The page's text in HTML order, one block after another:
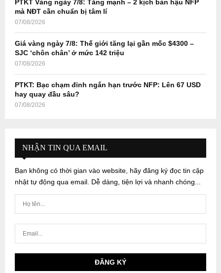
PTKT Vàng ngày 7/8: Tăng mạnh – 2 kịch bản hậu NFP
mà NĐT cần chuẩn bị tâm lí
07/08/2026
Giá vàng ngày 7/8: Thế giới tăng lại gần mốc $4300 –
SJC ‘chôn chân’ ở mức 142 triệu
07/08/2026
PTKT: Bạc chạm đỉnh ngắn hạn trước NFP: Lên 67 USD
hay quay đầu sâu?
07/08/2026
NHẬN TIN QUA EMAIL
Bạn không có thời gian vào website, hãy đăng ký đọc tin cập
nhật tự động qua email. Dễ dàng, tiện lợi và nhanh chóng...